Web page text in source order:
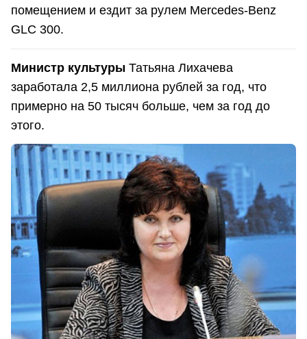
помещением и ездит за рулем Mercedes-Benz
GLC 300.
Министр культуры Татьяна Лихачева
заработала 2,5 миллиона рублей за год, что
примерно на 50 тысяч больше, чем за год до
этого.